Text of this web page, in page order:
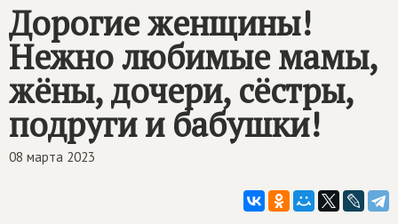
Дорогие женщины!
Нежно любимые мамы,
жёны, дочери, сёстры,
подруги и бабушки!
08 марта 2023